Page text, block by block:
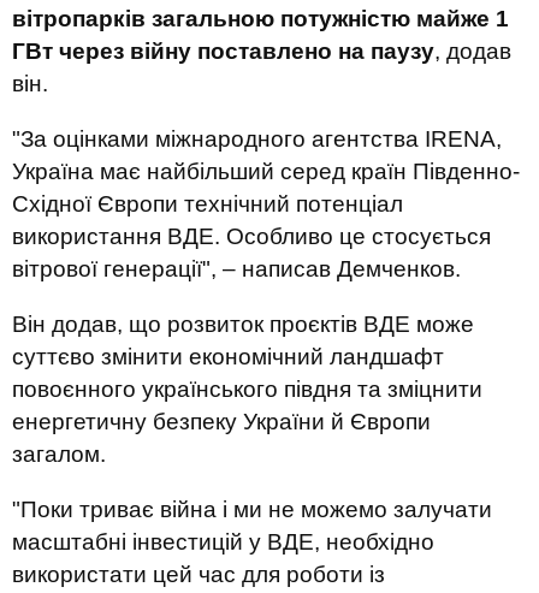
вітропарків загальною потужністю майже 1
ГВт через війну поставлено на паузу, додав
він.
"За оцінками міжнародного агентства IRENA,
Україна має найбільший серед країн Південно-
Східної Європи технічний потенціал
використання ВДЕ. Особливо це стосується
вітрової генерації", – написав Демченков.
Він додав, що розвиток проєктів ВДЕ може
суттєво змінити економічний ландшафт
повоєнного українського півдня та зміцнити
енергетичну безпеку України й Європи
загалом.
"Поки триває війна і ми не можемо залучати
масштабні інвестицій у ВДЕ, необхідно
використати цей час для роботи із